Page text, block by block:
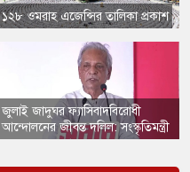
১২৮ ওমরাহ এজেন্সির তালিকা প্রকাশ
​জুলাই জাদুঘর ফ্যাসিবাদবিরোধী
আন্দোলনের জীবন্ত দলিল: সংস্কৃতিমন্ত্রী